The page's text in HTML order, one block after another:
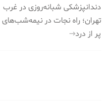
راهبری
نوشته
دندانپزشکی شبانه‌روزی در غرب
تهران؛ راه نجات در نیمه‌شب‌های
پر از درد